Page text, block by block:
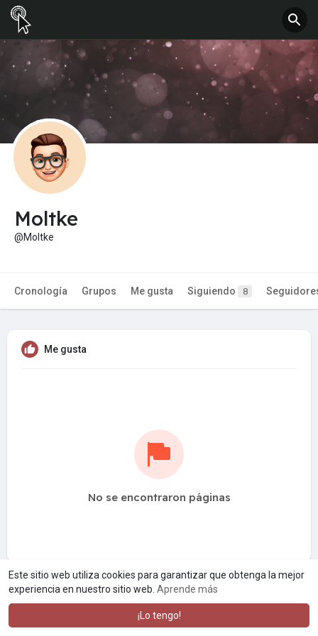
Este sitio web utiliza cookies para garantizar que obtenga la mejor
experiencia en nuestro sitio web. Aprende más
¡Lo tengo!
Moltke
@Moltke
Cronología Grupos Me gusta Siguiendo 8
Me gusta
No se encontraron páginas